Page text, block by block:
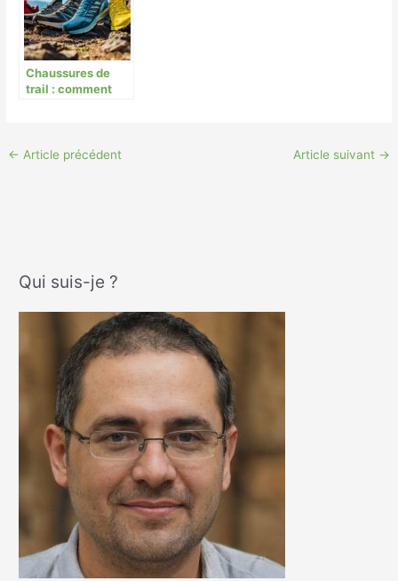
Chaussures de
trail : comment
← Article précédent Article suivant →
Qui suis-je ?